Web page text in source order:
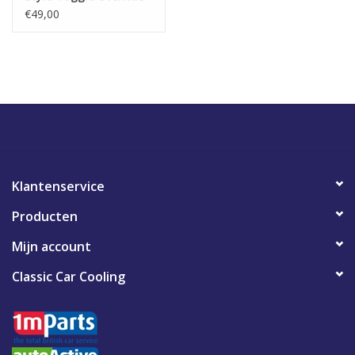
Switch
€49,00
Klantenservice
Producten
Mijn account
Classic Car Cooling